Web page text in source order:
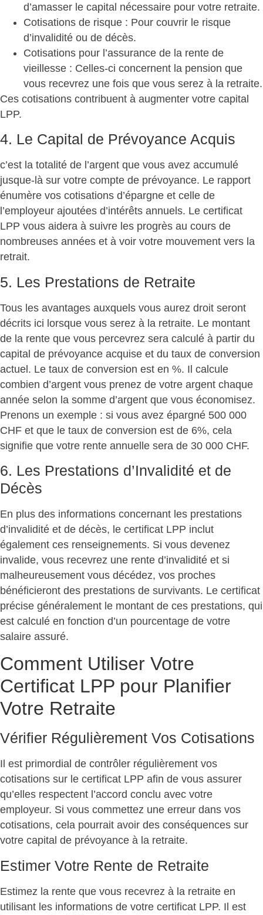
d’amasser le capital nécessaire pour votre retraite.
Cotisations de risque : Pour couvrir le risque
d’invalidité ou de décès.
Cotisations pour l’assurance de la rente de
vieillesse : Celles-ci concernent la pension que
vous recevrez une fois que vous serez à la retraite.
Ces cotisations contribuent à augmenter votre capital
LPP.
4. Le Capital de Prévoyance Acquis
c’est la totalité de l’argent que vous avez accumulé
jusque-là sur votre compte de prévoyance. Le rapport
énumère vos cotisations d’épargne et celle de
l’employeur ajoutées d’intérêts annuels. Le certificat
LPP vous aidera à suivre les progrès au cours de
nombreuses années et à voir votre mouvement vers la
retrait.
5. Les Prestations de Retraite
Tous les avantages auxquels vous aurez droit seront
décrits ici lorsque vous serez à la retraite. Le montant
de la rente que vous percevrez sera calculé à partir du
capital de prévoyance acquise et du taux de conversion
actuel. Le taux de conversion est en %. Il calcule
combien d’argent vous prenez de votre argent chaque
année selon la somme d’argent que vous économisez.
Prenons un exemple : si vous avez épargné 500 000
CHF et que le taux de conversion est de 6%, cela
signifie que votre rente annuelle sera de 30 000 CHF.
6. Les Prestations d’Invalidité et de
Décès
En plus des informations concernant les prestations
d’invalidité et de décès, le certificat LPP inclut
également ces renseignements. Si vous devenez
invalide, vous recevrez une rente d’invalidité et si
malheureusement vous décédez, vos proches
bénéficieront des prestations de survivants. Le certificat
précise généralement le montant de ces prestations, qui
est calculé en fonction d’un pourcentage de votre
salaire assuré.
Comment Utiliser Votre
Certificat LPP pour Planifier
Votre Retraite
Vérifier Régulièrement Vos Cotisations
Il est primordial de contrôler régulièrement vos
cotisations sur le certificat LPP afin de vous assurer
qu’elles respectent l’accord conclu avec votre
employeur. Si vous commettez une erreur dans vos
cotisations, cela pourrait avoir des conséquences sur
votre capital de prévoyance à la retraite.
Estimer Votre Rente de Retraite
Estimez la rente que vous recevrez à la retraite en
utilisant les informations de votre certificat LPP. Il est